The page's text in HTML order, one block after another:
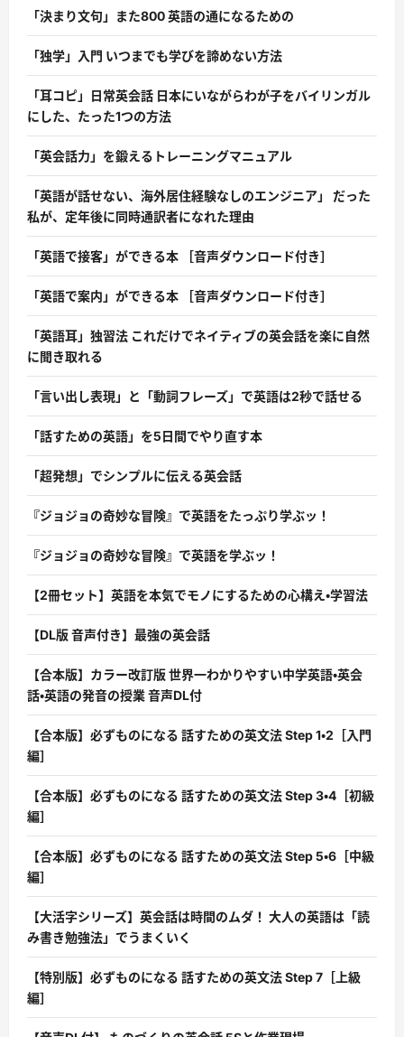
「決まり文句」また800 英語の通になるための
「独学」入門 いつまでも学びを諦めない方法
「耳コピ」日常英会話 日本にいながらわが子をバイリンガル
にした、たった1つの方法
「英会話力」を鍛えるトレーニングマニュアル
「英語が話せない、海外居住経験なしのエンジニア」 だった
私が、定年後に同時通訳者になれた理由
「英語で接客」ができる本 ［音声ダウンロード付き］
「英語で案内」ができる本 ［音声ダウンロード付き］
「英語耳」独習法 これだけでネイティブの英会話を楽に自然
に聞き取れる
「言い出し表現」と「動詞フレーズ」で英語は2秒で話せる
「話すための英語」を5日間でやり直す本
「超発想」でシンプルに伝える英会話
『ジョジョの奇妙な冒険』で英語をたっぷり学ぶッ！
『ジョジョの奇妙な冒険』で英語を学ぶッ！
【2冊セット】英語を本気でモノにするための心構え・学習法
【DL版 音声付き】最強の英会話
【合本版】カラー改訂版 世界一わかりやすい中学英語・英会
話・英語の発音の授業 音声DL付
【合本版】必ずものになる 話すための英文法 Step 1・2［入門
編］
【合本版】必ずものになる 話すための英文法 Step 3・4［初級
編］
【合本版】必ずものになる 話すための英文法 Step 5・6［中級
編］
【大活字シリーズ】英会話は時間のムダ！ 大人の英語は「読
み書き勉強法」でうまくいく
【特別版】必ずものになる 話すための英文法 Step 7［上級
編］